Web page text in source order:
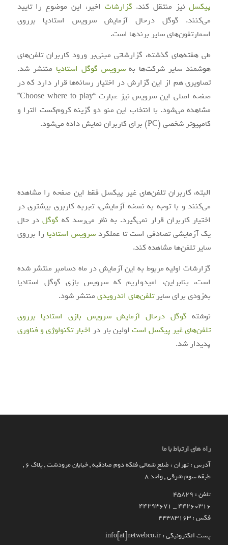
پیکسلنیز منتقل کند. گزارشات اخیر، این موضوع را تایید
می‌کنند. گوگل درحال آزمایش سرویس استادیا برروی
اسمارتفون‌های سایر برندها است.
طی هفته‌های گذشته، گزارشاتی مبنی‌بر ورود کاربران تلفن‌های
هوشمند سایر شرکت‌ها بهسرویس گوگل استادیا منتشر شد.
تصاویری هم از این گزارش در اختیار رسانه‌ها قرار دارد که در
صفحه اصلی این سرویس نیز عبارت “Choose where to play”
مشاهده می‌شود. با انتخاب این منو دو گزینه کروم‌کست الترا و
کامپیوتر شخصی (PC) برای کاربران نمایش داده می‌شود.
البته، کاربران تلفن‌های غیر پیکسل فقط این صفحه را مشاهده
می‌کنند و با توجه به نسخه آزمایشی، تجربه کاربری بیشتری در
اختیار کاربران قرار نمی‌گیرد. به نظر می‌رسد که گوگلدر حال
یک آزمایشی تصادفی است تا عملکرد سرویس استادیا را برروی
سایر تلفن‌ها مشاهده کند.
گزارشات اولیه مربوط به این آزمایش در ماه دسامبر منتشر شده
است، بنابراین، امیدواریم که سرویس بازی گوگل استادیا
به‌زودی برای سایرتلفن‌های اندرویدیمنتشر شود.
نوشته گوگل درحال آزمایش سرویس بازی استادیا برروی
تلفن‌های غیر پیکسل است اولین بار در اخبار تکنولوژی و فناوری
پدیدار شد.
راه های ارتباط با ما
آدرس : تهران ، ضلع شمالی فلکه دوم صادقیه , خیابان مرودشت , پلاک ۶ ,
طبقه سوم شرقی , واحد ۸
تلفن : 45829
۴۴۲۶۰۳۱۶ _ 44293671
فکس : 44383163
پست الکترونیکی : info[at]netwebco.ir